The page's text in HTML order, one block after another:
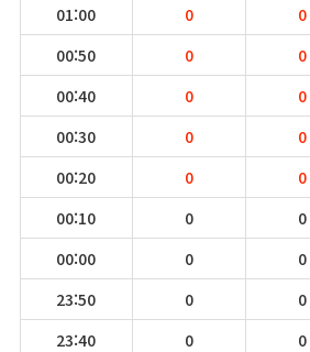
01:00
0 0
00:50
0 0
00:40
0 0
00:30
0 0
00:20
0 0
00:10
0 0
00:00
0 0
23:50
0 0
23:40
0 0